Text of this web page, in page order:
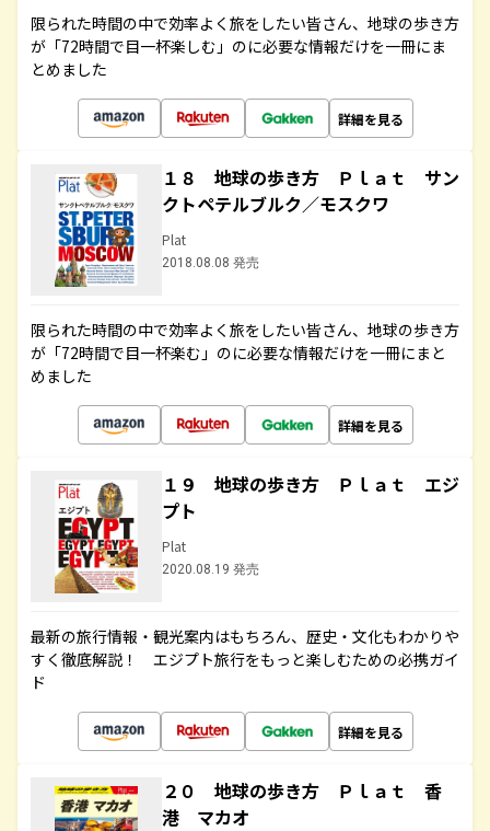
限られた時間の中で効率よく旅をしたい皆さん、地球の歩き方
が「72時間で目一杯楽しむ」のに必要な情報だけを一冊にま
とめました
詳細を見る
１８ 地球の歩き方 Ｐｌａｔ サン
クトペテルブルク／モスクワ
Plat
2018.08.08 発売
限られた時間の中で効率よく旅をしたい皆さん、地球の歩き方
が「72時間で目一杯楽む」のに必要な情報だけを一冊にまと
めました
詳細を見る
１９ 地球の歩き方 Ｐｌａｔ エジ
プト
Plat
2020.08.19 発売
最新の旅行情報・観光案内はもちろん、歴史・文化もわかりや
すく徹底解説！ エジプト旅行をもっと楽しむための必携ガイ
ド
詳細を見る
２０ 地球の歩き方 Ｐｌａｔ 香
港 マカオ